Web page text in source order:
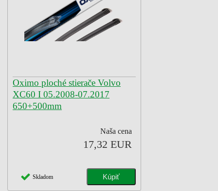
Oximo ploché stierače Volvo
XC60 I 05.2008-07.2017
650+500mm
Naša cena
17,32 EUR
Skladom